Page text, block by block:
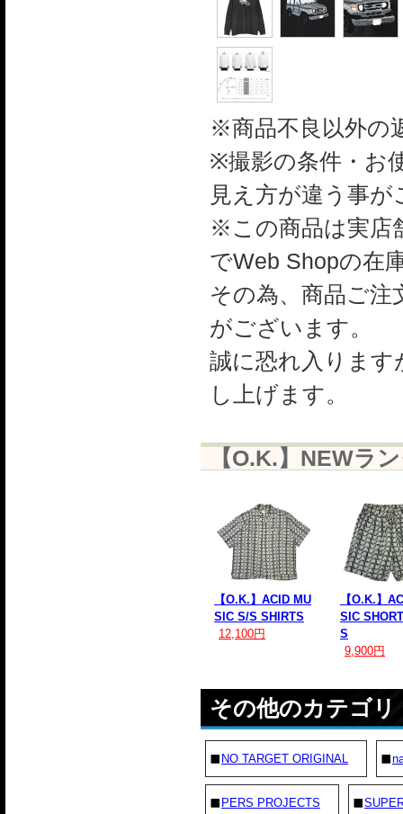
※商品不良以外の
※撮影の条件・お
見え方が違う事
※この商品は実店
でWeb Shopの在
その為、商品ご
がございます。
誠に恐れ入ります
し上げます。
【O.K.】NEWラ
【O.K.】ACID MU
SIC S/S SHIRTS
12,100円
【O.K.】
SIC
S
9,900円
その他のカテゴリ
NO TARGET ORIGINAL
PERS PROJECTS